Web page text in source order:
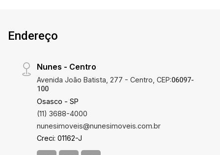
Endereço
Nunes - Centro
Avenida João Batista, 277 - Centro, CEP:06097-
100
Osasco - SP
(11) 3688-4000
nunesimoveis@nunesimoveis.com.br
Creci: 01162-J